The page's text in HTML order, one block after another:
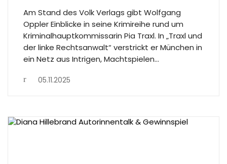
Am Stand des Volk Verlags gibt Wolfgang
Oppler Einblicke in seine Krimireihe rund um
Kriminalhauptkommissarin Pia Traxl. In „Traxl und
der linke Rechtsanwalt“ verstrickt er München in
ein Netz aus Intrigen, Machtspielen…
05.11.2025